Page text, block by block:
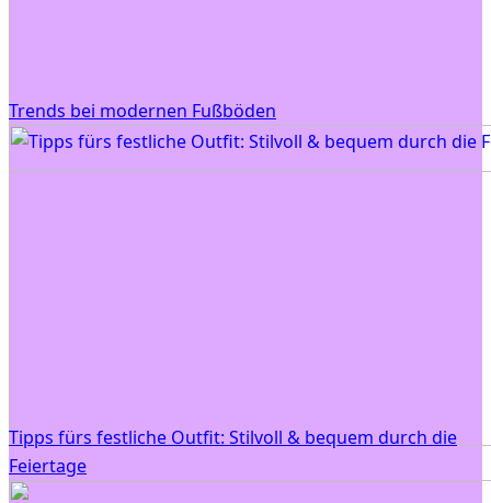
Trends bei modernen Fußböden
Tipps fürs festliche Outfit: Stilvoll & bequem durch die
Feiertage